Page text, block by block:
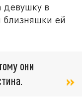
девушку в
близняшки ей
они